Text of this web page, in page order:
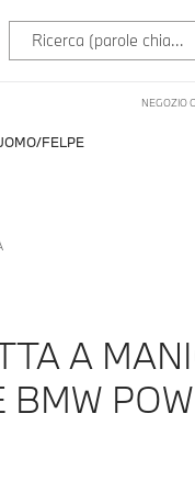
NEGOZIO
FELPE
A
BMW